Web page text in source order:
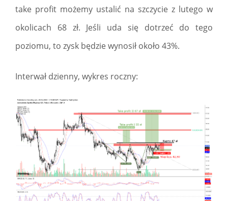
take profit możemy ustalić na szczycie z lutego w
okolicach 68 zł. Jeśli uda się dotrzeć do tego
poziomu, to zysk będzie wynosił około 43%.
Interwał dzienny, wykres roczny: